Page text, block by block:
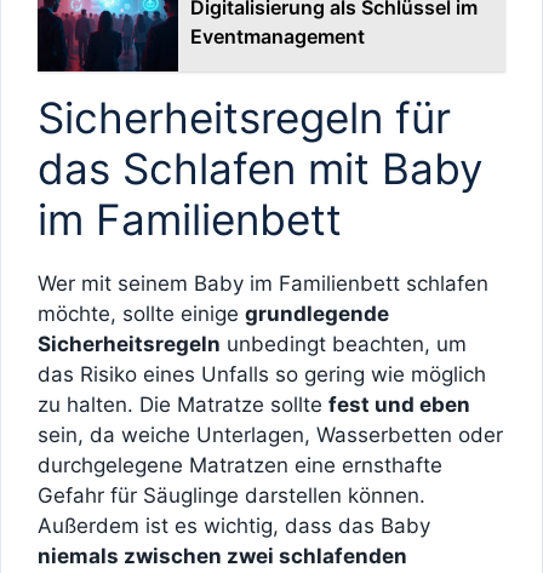
Digitalisierung als Schlüssel im
Eventmanagement
Sicherheitsregeln für
das Schlafen mit Baby
im Familienbett
Wer mit seinem Baby im Familienbett schlafen
möchte, sollte einige grundlegende
Sicherheitsregeln unbedingt beachten, um
das Risiko eines Unfalls so gering wie möglich
zu halten. Die Matratze sollte fest und eben
sein, da weiche Unterlagen, Wasserbetten oder
durchgelegene Matratzen eine ernsthafte
Gefahr für Säuglinge darstellen können.
Außerdem ist es wichtig, dass das Baby
niemals zwischen zwei schlafenden